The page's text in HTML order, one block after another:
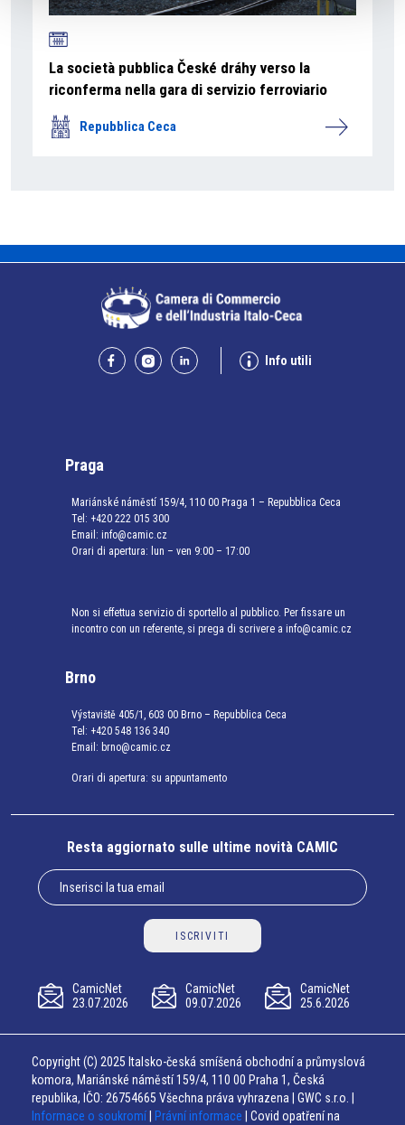
La società pubblica České dráhy verso la
riconferma nella gara di servizio ferroviario
Repubblica Ceca
Info utili
Praga
Mariánské náměstí 159/4, 110 00 Praga 1 – Repubblica Ceca
Tel: +420 222 015 300
Email: info@camic.cz
Orari di apertura: lun – ven 9:00 – 17:00
Non si effettua servizio di sportello al pubblico. Per fissare un
incontro con un referente, si prega di scrivere a info@camic.cz
Brno
Výstaviště 405/1, 603 00 Brno – Repubblica Ceca
Tel: +420 548 136 340
Email: brno@camic.cz
Orari di apertura: su appuntamento
Resta aggiornato sulle ultime novità CAMIC
ISCRIVITI
CamicNet
23.07.2026
CamicNet
09.07.2026
CamicNet
25.6.2026
Copyright (C) 2025 Italsko-česká smíšená obchodní a průmyslová
komora, Mariánské náměstí 159/4, 110 00 Praha 1, Česká
republika, IČO: 26754665 Všechna práva vyhrazena | GWC s.r.o. |
Informace o soukromí
Právní informace | Covid opatření na